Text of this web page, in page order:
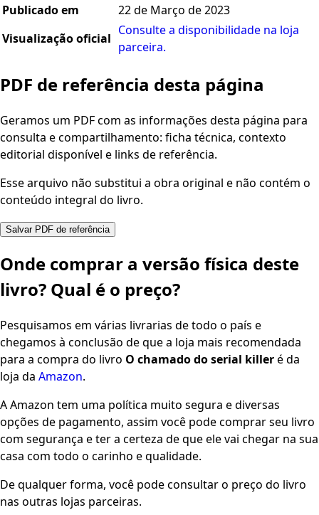
Publicado em
22 de Março de 2023
Visualização oficial
Consulte a disponibilidade na loja
parceira.
PDF de referência desta página
Geramos um PDF com as informações desta página para
consulta e compartilhamento: ficha técnica, contexto
editorial disponível e links de referência.
Esse arquivo não substitui a obra original e não contém o
conteúdo integral do livro.
Salvar PDF de referência
Onde comprar a versão física deste
livro? Qual é o preço?
Pesquisamos em várias livrarias de todo o país e
chegamos à conclusão de que a loja mais recomendada
para a compra do livro O chamado do serial killeré da
loja da Amazon.
A Amazon tem uma política muito segura e diversas
opções de pagamento, assim você pode comprar seu livro
com segurança e ter a certeza de que ele vai chegar na sua
casa com todo o carinho e qualidade.
De qualquer forma, você pode consultar o preço do livro
nas outras lojas parceiras.